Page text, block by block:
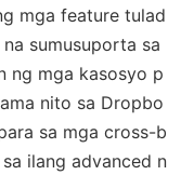
mga feature tulad
sumusuporta sa
ng mga kasosyo p
nito sa Dropbo
sa mga cross-b
ilang advanced n